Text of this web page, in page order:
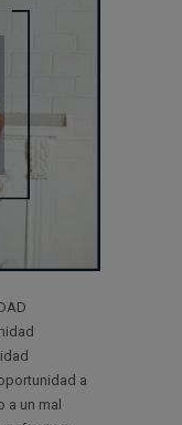
a
un mal